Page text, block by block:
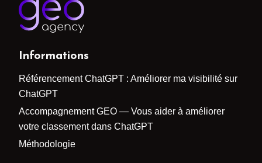
Informations
Référencement ChatGPT : Améliorer ma visibilité sur
ChatGPT
Accompagnement GEO — Vous aider à améliorer
votre classement dans ChatGPT
Méthodologie